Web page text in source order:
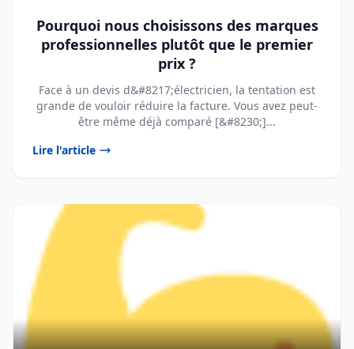
Pourquoi nous choisissons des marques
professionnelles plutôt que le premier
prix ?
Face à un devis d&#8217;électricien, la tentation est
grande de vouloir réduire la facture. Vous avez peut-
être même déjà comparé [&#8230;]...
Lire l'article